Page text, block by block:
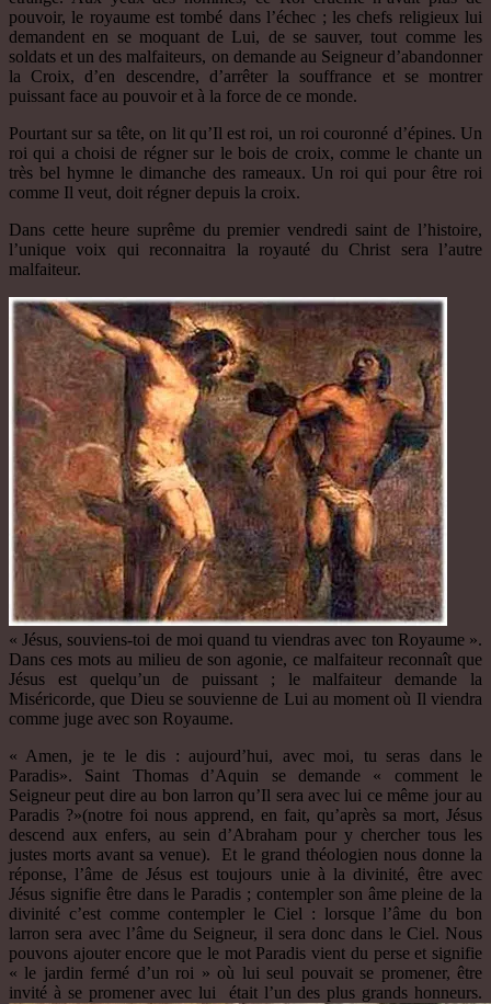
pouvoir, le royaume est tombé dans l’échec ; les chefs religieux lui
demandent en se moquant de Lui, de se sauver, tout comme les
soldats et un des malfaiteurs, on demande au Seigneur d’abandonner
la Croix, d’en descendre, d’arrêter la souffrance et se montrer
puissant face au pouvoir et à la force de ce monde.
Pourtant sur sa tête, on lit qu’Il est roi, un roi couronné d’épines. Un
roi qui a choisi de régner sur le bois de croix, comme le chante un
très bel hymne le dimanche des rameaux. Un roi qui pour être roi
comme Il veut, doit régner depuis la croix.
Dans cette heure suprême du premier vendredi saint de l’histoire,
l’unique voix qui reconnaitra la royauté du Christ sera l’autre
malfaiteur.
« Jésus, souviens-toi de moi quand tu viendras avec ton Royaume ».
Dans ces mots au milieu de son agonie, ce malfaiteur reconnaît que
Jésus est quelqu’un de puissant ; le malfaiteur demande la
Miséricorde, que Dieu se souvienne de Lui au moment où Il viendra
comme juge avec son Royaume.
« Amen, je te le dis : aujourd’hui, avec moi, tu seras dans le
Paradis». Saint Thomas d’Aquin se demande « comment le
Seigneur peut dire au bon larron qu’Il sera avec lui ce même jour au
Paradis ?»(notre foi nous apprend, en fait, qu’après sa mort, Jésus
descend aux enfers, au sein d’Abraham pour y chercher tous les
justes morts avant sa venue). Et le grand théologien nous donne la
réponse, l’âme de Jésus est toujours unie à la divinité, être avec
Jésus signifie être dans le Paradis ; contempler son âme pleine de la
divinité c’est comme contempler le Ciel : lorsque l’âme du bon
larron sera avec l’âme du Seigneur, il sera donc dans le Ciel. Nous
pouvons ajouter encore que le mot Paradis vient du perse et signifie
« le jardin fermé d’un roi » où lui seul pouvait se promener, être
invité à se promener avec lui était l’un des plus grands honneurs.